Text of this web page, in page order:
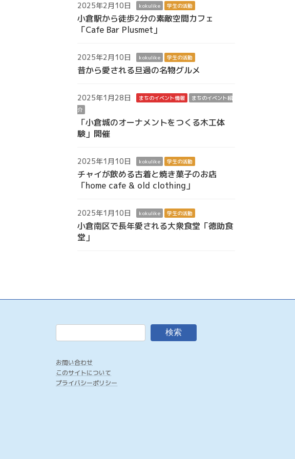
2025年2月10日 kokulike 学生の活動
小倉駅から徒歩2分の素敵空間カフェ
「Cafe Bar Plusmet」
2025年2月10日 kokulike 学生の活動
昔から愛される旦過の名物グルメ
2025年1月28日 まちのイベント情報
まちのイベント紹
介
「小倉城のオーナメントをつくる木工体
験」開催
2025年1月10日 kokulike 学生の活動
チャイが飲める古着と焼き菓子のお店
「home cafe & old clothing」
2025年1月10日 kokulike 学生の活動
小倉南区で長年愛される大衆食堂「徳助食
堂」
検索
お問い合わせ
このサイトについて
プライバシーポリシー